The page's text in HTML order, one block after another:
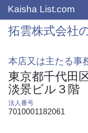
Kaisha List.com
拓雲株式会社
本店又は主たる事
東京都千代田
淡景ビル３階
法人番号
7010001182061